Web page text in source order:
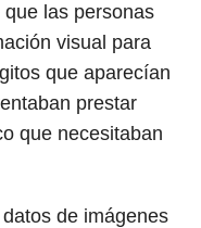
las personas
visual para
que aparecían
prestar
que necesitaban
de imágenes